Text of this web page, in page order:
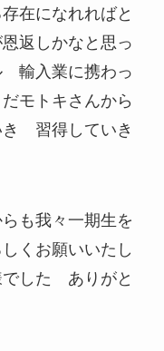
在になれればと
返しかなと思っ
輸入業に携わっ
モトキさんから
き 習得していき
も我々一期生を
くお願いいたし
した ありがと